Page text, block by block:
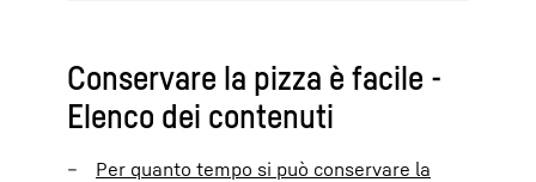
Conservare la pizza è facile -
Elenco dei contenuti
Per quanto tempo si può conservare la